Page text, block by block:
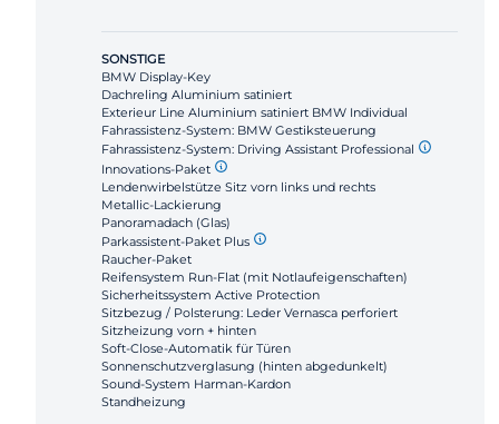
SONSTIGE
BMW Display-Key
Dachreling Aluminium satiniert
Exterieur Line Aluminium satiniert BMW Individual
Fahrassistenz-System: BMW Gestiksteuerung
Fahrassistenz-System: Driving Assistant Professional
Innovations-Paket
Lendenwirbelstütze Sitz vorn links und rechts
Metallic-Lackierung
Panoramadach (Glas)
Parkassistent-Paket Plus
Raucher-Paket
Reifensystem Run-Flat (mit Notlaufeigenschaften)
Sicherheitssystem Active Protection
Sitzbezug / Polsterung: Leder Vernasca perforiert
Sitzheizung vorn + hinten
Soft-Close-Automatik für Türen
Sonnenschutzverglasung (hinten abgedunkelt)
Sound-System Harman-Kardon
Standheizung